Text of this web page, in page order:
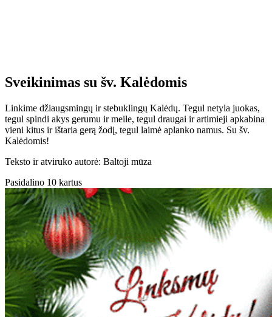
Sveikinimas su šv. Kalėdomis
Linkime džiaugsmingų ir stebuklingų Kalėdų. Tegul netyla juokas,
tegul spindi akys gerumu ir meile, tegul draugai ir artimieji apkabina
vieni kitus ir ištaria gerą žodį, tegul laimė aplanko namus. Su šv.
Kalėdomis!
Teksto ir atviruko autorė: Baltoji mūza
Pasidalino 10 kartus